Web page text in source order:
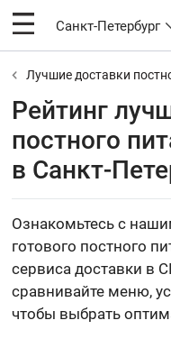
Санкт-Петербург
Лучшие доставки
Рейтинг
постного
в Санкт-
Ознакомьтесь с
готового постного
сервиса доставки в
сравнивайте меню,
чтобы выбрать